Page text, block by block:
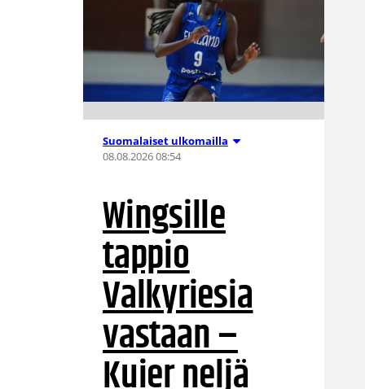
Suomalaiset ulkomailla
08.08.2026 08:54
Wingsille
tappio
Valkyriesia
vastaan –
Kuier neljä